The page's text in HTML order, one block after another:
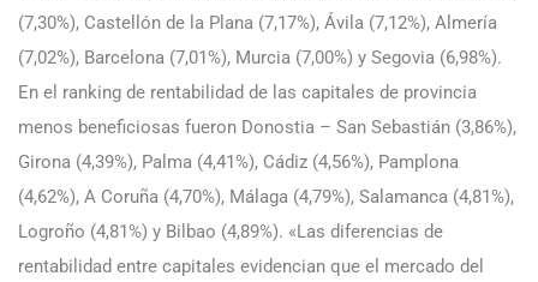
(7,30%), Castellón de la Plana (7,17%), Ávila (7,12%), Almería
(7,02%), Barcelona (7,01%), Murcia (7,00%) y Segovia (6,98%).
En el ranking de rentabilidad de las capitales de provincia
menos beneficiosas fueron Donostia – San Sebastián (3,86%),
Girona (4,39%), Palma (4,41%), Cádiz (4,56%), Pamplona
(4,62%), A Coruña (4,70%), Málaga (4,79%), Salamanca (4,81%),
Logroño (4,81%) y Bilbao (4,89%). «Las diferencias de
rentabilidad entre capitales evidencian que el mercado del